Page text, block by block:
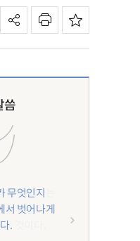
씀
무엇인지
서 벗어나게
.